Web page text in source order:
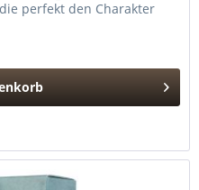
perfekt den Charakter